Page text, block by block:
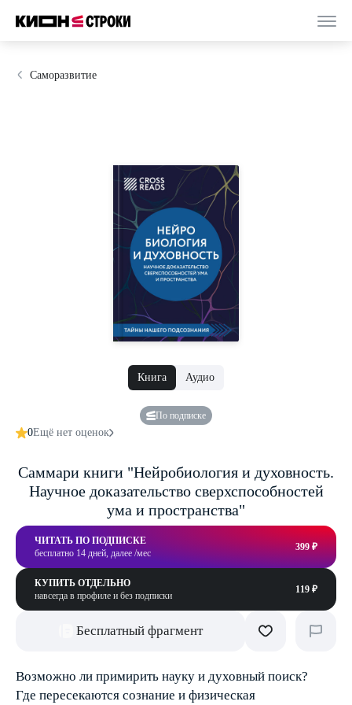
Саморазвитие
Книга Аудио
По подписке
0Ещё нет оценок
Саммари книги "Нейробиология и духовность.
Научное доказательство сверхспособностей
ума и пространства"
ЧИТАТЬ ПО ПОДПИСКЕ
бесплатно 14 дней, далее /мес
399 ₽
КУПИТЬ ОТДЕЛЬНО
навсегда в профиле и без подписки
119 ₽
Бесплатный фрагмент
Возможно ли примирить науку и духовный поиск?
Где пересекаются сознание и физическая